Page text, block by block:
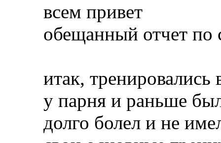
всем привет
обещанный отчет по
итак,
у парня и раньше
долго болел и не